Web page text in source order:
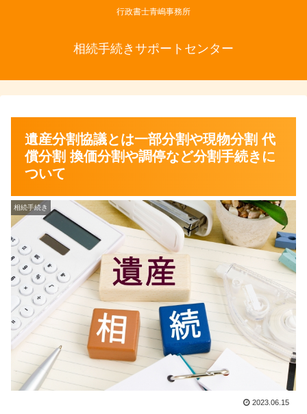
行政書士青嶋事務所
相続手続きサポートセンター
遺産分割協議とは一部分割や現物分割 代
償分割 換価分割や調停など分割手続きに
ついて
相続手続き
2023.06.15